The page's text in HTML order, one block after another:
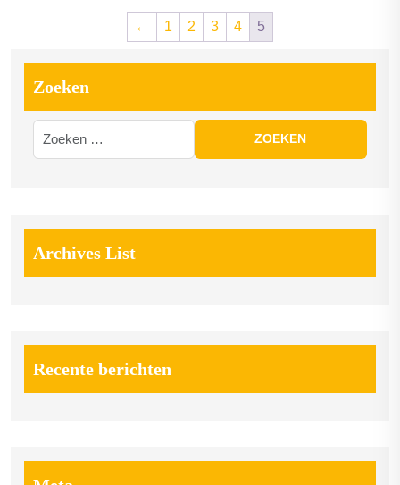
← 1 2 3 4 5
Zoeken
Archives List
Recente berichten